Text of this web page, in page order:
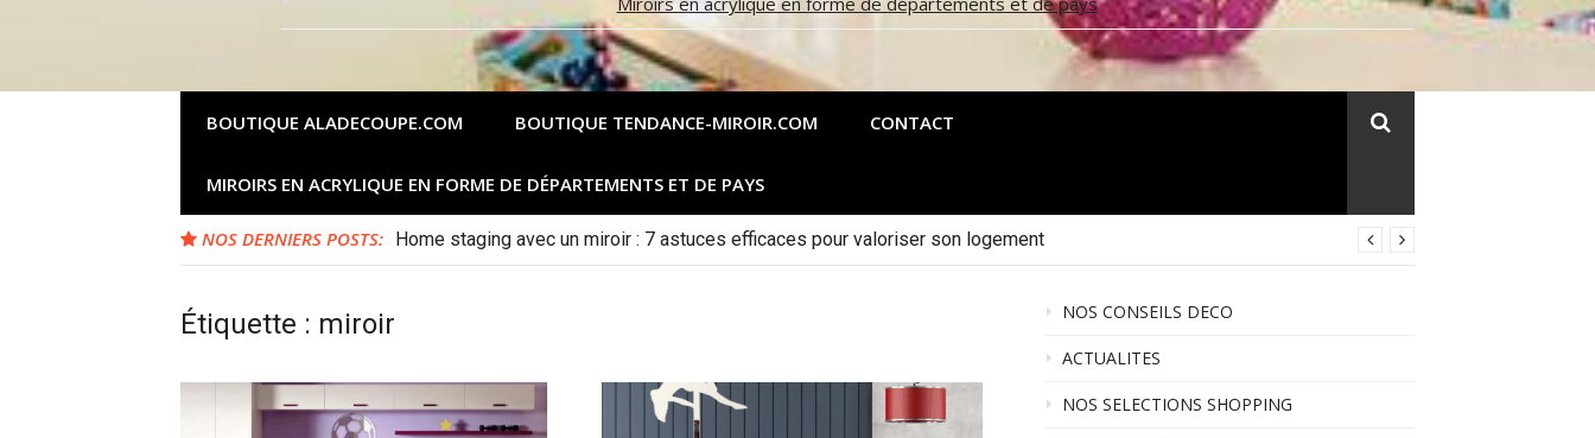
BOUTIQUE ALADECOUPE.COM BOUTIQUE TENDANCE-MIROIR.COM CONTACT
MIROIRS EN ACRYLIQUE EN FORME DE DÉPARTEMENTS ET DE PAYS
NOS DERNIERS POSTS: Home staging avec un miroir : 7 astuces efficaces pour valoriser son logement
Étiquette : miroir NOS CONSEILS DECO
ACTUALITES
NOS SELECTIONS SHOPPING